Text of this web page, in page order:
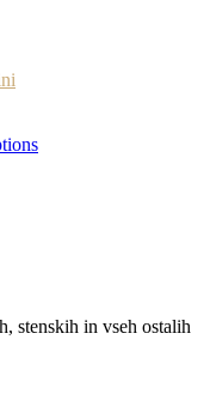
stenskih in vseh ostalih